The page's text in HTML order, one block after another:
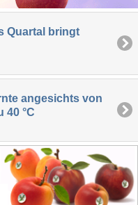
Quartal bringt
angesichts von
40 °C